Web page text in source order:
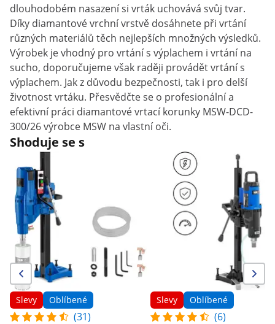
dlouhodobém nasazení si vrták uchovává svůj tvar.
Díky diamantové vrchní vrstvě dosáhnete při vrtání
různých materiálů těch nejlepších množných výsledků.
Výrobek je vhodný pro vrtání s výplachem i vrtání na
sucho, doporučujeme však raději provádět vrtání s
výplachem. Jak z důvodu bezpečnosti, tak i pro delší
životnost vrtáku. Přesvědčte se o profesionální a
efektivní práci diamantové vrtací korunky MSW-DCD-
300/26 výrobce MSW na vlastní oči.
Shoduje se s
Slevy Oblíbené
(31)
Slevy Oblíbené
(6)